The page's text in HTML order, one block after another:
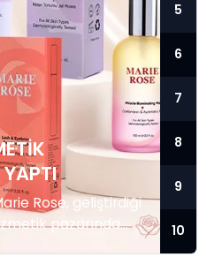
YAPTI
Rose, geliştirdiği
pazarında
5
6
7
8
9
10